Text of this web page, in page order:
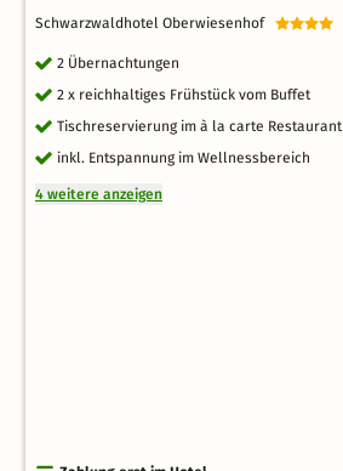
Schwarzwaldhotel Oberwiesenhof
2 Übernachtungen
2 x reichhaltiges Frühstück vom Buffet
Tischreservierung im à la carte Restaurant
inkl. Entspannung im Wellnessbereich
4 weitere anzeigen